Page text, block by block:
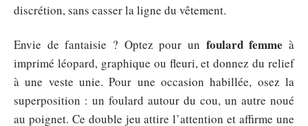
discrétion, sans casser la ligne du vêtement.
Envie de fantaisie ? Optez pour un foulard femme à
imprimé léopard, graphique ou fleuri, et donnez du relief
à une veste unie. Pour une occasion habillée, osez la
superposition : un foulard autour du cou, un autre noué
au poignet. Ce double jeu attire l’attention et affirme une